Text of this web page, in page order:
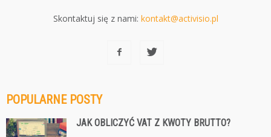
Skontaktuj się z nami: kontakt@activisio.pl
POPULARNE POSTY
JAK OBLICZYĆ VAT Z KWOTY BRUTTO?